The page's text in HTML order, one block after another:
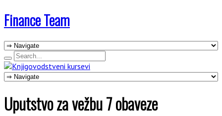
Finance Team
Uputstvo za vežbu 7 obaveze